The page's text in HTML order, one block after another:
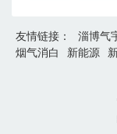
友情链接： 淄博气
烟气消白
新能源